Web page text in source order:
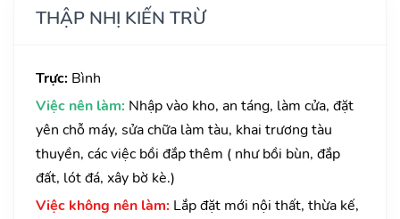
THẬP NHỊ KIẾN TRỪ
Trực: Bình
Việc nên làm: Nhập vào kho, an táng, làm cửa, đặt
yên chỗ máy, sửa chữa làm tàu, khai trương tàu
thuyền, các việc bồi đắp thêm ( như bồi bùn, đắp
đất, lót đá, xây bờ kè.)
Việc không nên làm: Lắp đặt mới nội thất, thừa kế,